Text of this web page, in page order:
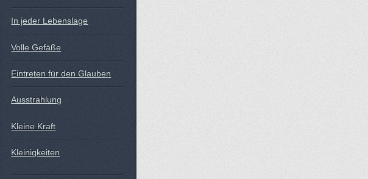
In jeder Lebenslage
Volle Gefäße
Eintreten für den Glauben
Ausstrahlung
Kleine Kraft
Kleinigkeiten